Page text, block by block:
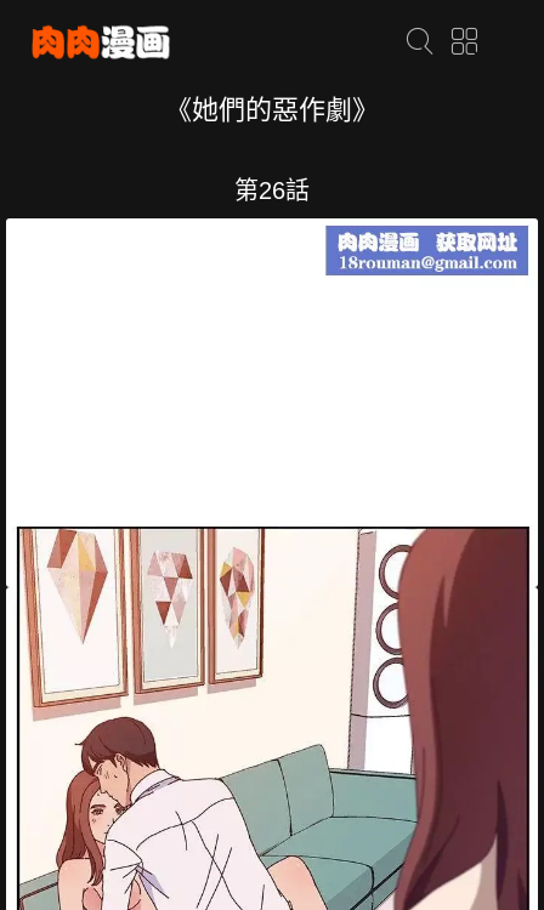
《她們的惡作劇》
第26話